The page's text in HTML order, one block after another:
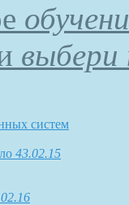
выбери
систем
43.02.15